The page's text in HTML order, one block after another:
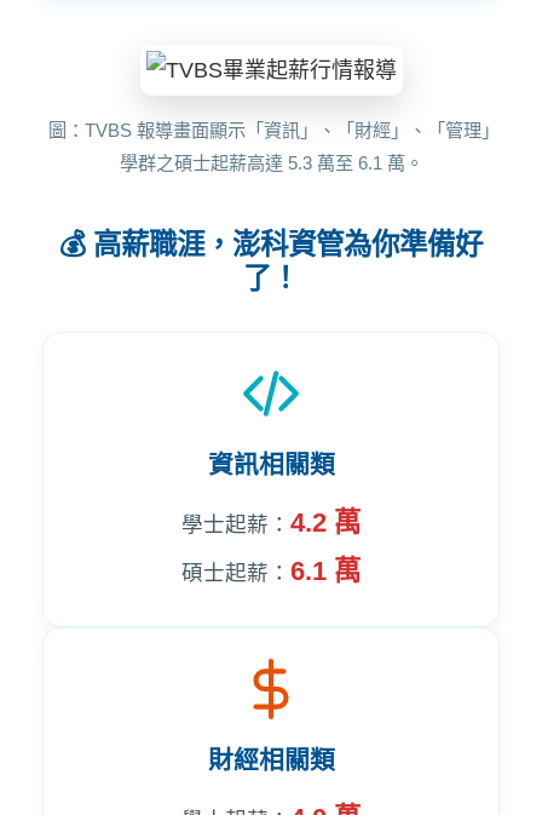
圖：TVBS 報導畫面顯示「資訊」、「財經」、「管理」
學群之碩士起薪高達 5.3 萬至 6.1 萬。
💰 高薪職涯，澎科資管為你準備好
了！
資訊相關類
學士起薪： 4.2 萬
碩士起薪： 6.1 萬
財經相關類